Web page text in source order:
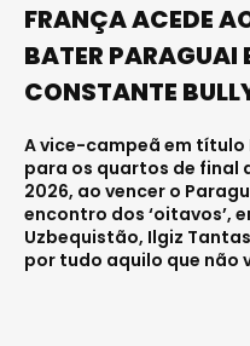
FRANÇA ACEDE
BATER PARAGUAI
CONSTANTE
A vice-campeã em
para os quartos de final
2026, ao vencer o
encontro dos ‘oitavos’,
Uzbequistão, Ilgiz
por tudo aquilo que não